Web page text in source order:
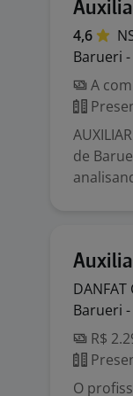
4,6
Barueri -
A
de
DANFAT
Barueri -
R$
O